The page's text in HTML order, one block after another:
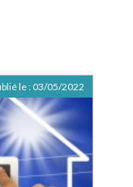
le : 03/05/2022